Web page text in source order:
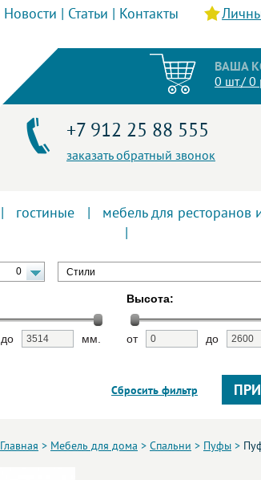
Новости Статьи Контакты
ВАША
0 шт./ 0
+7 912 25 88 555
заказать обратный звонок
гостиные мебель для ресторанов
0 Стили
до мм.
Высота:
от до
Сбросить фильтр
Главная > Мебель для дома > Спальни > Пуфы >